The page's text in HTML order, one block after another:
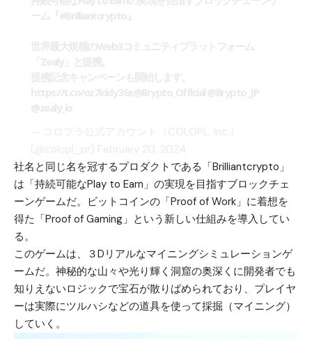
社名と同じ名を冠するプロダクトである「Brilliantcrypto」
は「持続可能なPlay to Earn」の実現を目指すブロックチェ
ーンゲームだ。ビットコインの「Proof of Work」に着想を
得た「Proof of Gaming」という新しい仕組みを導入してい
る。
このゲームは、３Dリアルなマイニングシミュレーションゲ
ームだ。神秘的な山々や光り輝く洞窟の奥深くに開発者でも
知りえないロジックで宝石が散りばめられており、プレイヤ
ーは実際にツルハシなどの道具を使って採掘（マイニング）
していく。